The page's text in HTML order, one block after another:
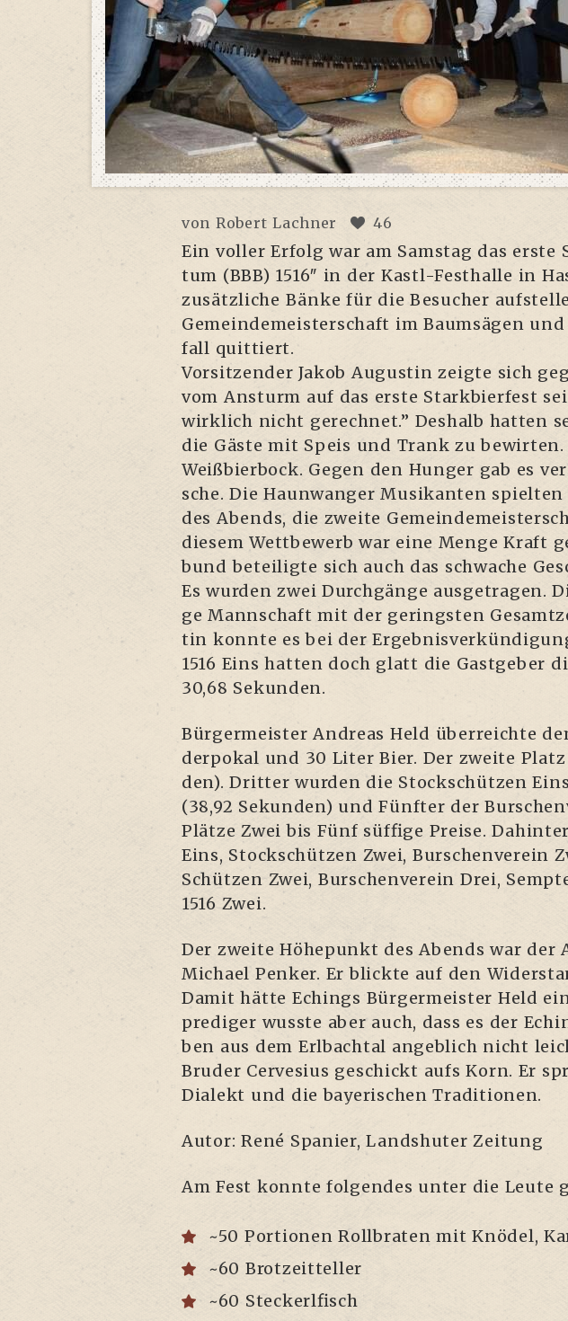
von Robert Lachner 46
Ein vol­ler Erfolg war am Sams­tag das
tum (BBB) 1516″ in der Kastl-Fest­hal­le in
zusätz­li­che Bän­ke für die Besu­cher
Gemein­de­meis­ter­schaft im Baum­sä­gen
fall quittiert.
Vor­sit­zen­der Jakob Augus­tin zeig­te sich
vom Ansturm auf das ers­te Stark­bier­fest
wirk­lich nicht gerech­net.” Des­halb hat­ten
die Gäs­te mit Speis und Trank zu
Weiß­bier­bock. Gegen den Hun­ger gab es
sche. Die Haun­wan­ger Musi­kan­ten
des Abends, die zwei­te
die­sem Wett­be­werb war eine Men­ge Kraft
bund betei­lig­te sich auch das schwa­che
Es wur­den zwei Durch­gän­ge
ge Mann­schaft mit der gerings­ten
tin konn­te es bei der
1516 Eins hat­ten doch glatt die Gast­ge­ber
30,68 Sekunden.
Bür­ger­meis­ter Andre­as Held über­reich­te
der­po­kal und 30 Liter Bier. Der zwei­te
den). Drit­ter wur­den die Stock­schüt­zen
(38,92 Sekun­den) und Fünf­ter der
Plät­ze Zwei bis Fünf süf­fi­ge Prei­se.
Eins, Stock­schüt­zen Zwei, Bur­schen­ver­ein
Schüt­zen Zwei, Bur­schen­ver­ein Drei,
1516 Zwei.
Der zwei­te Höhe­punkt des Abends war
Micha­el Pen­ker. Er blick­te auf den
Damit hät­te Echings Bür­ger­meis­ter Held
pre­di­ger wuss­te aber auch, dass es der
ben aus dem Erl­bach­tal angeb­lich nicht
Bru­der Cer­ve­si­us geschickt aufs Korn. Er
Dia­lekt und die baye­ri­schen Traditionen.
Autor: René Spa­ni­er, Lands­hu­ter Zeitung
Am Fest konn­te fol­gen­des unter die Leu­te
~50 Por­tio­nen Roll­bra­ten mit Knö­del,
~60 Brot­zeit­tel­ler
~60 Ste­ckerl­fisch